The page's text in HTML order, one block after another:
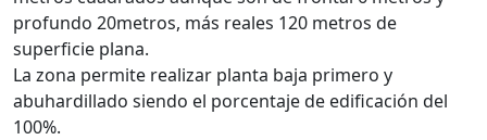
profundo 20metros, más reales 120 metros de
superficie plana.
La zona permite realizar planta baja primero y
abuhardillado siendo el porcentaje de edificación del
100%.